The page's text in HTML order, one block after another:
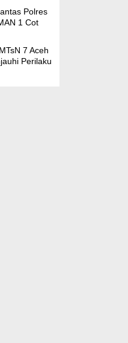
Polres
1 Cot
7 Aceh
Perilaku